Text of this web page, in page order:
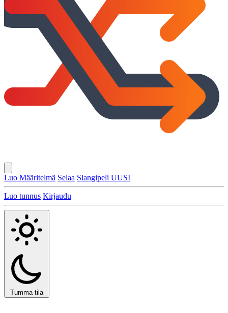
Luo Määritelmä Selaa Slangipeli UUSI
Luo tunnus Kirjaudu
Tumma tila